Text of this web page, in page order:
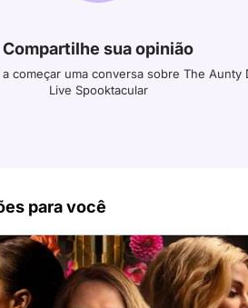
Compartilhe sua opinião
começar uma conversa sobre The Aunty
Live Spooktacular
para você